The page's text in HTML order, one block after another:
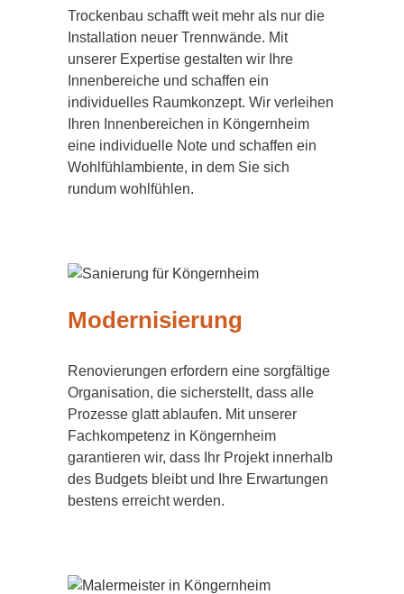
Trockenbau schafft weit mehr als nur die
Installation neuer Trennwände. Mit
unserer Expertise gestalten wir Ihre
Innenbereiche und schaffen ein
individuelles Raumkonzept. Wir verleihen
Ihren Innenbereichen in Köngernheim
eine individuelle Note und schaffen ein
Wohlfühlambiente, in dem Sie sich
rundum wohlfühlen.
Modernisierung
Renovierungen erfordern eine sorgfältige
Organisation, die sicherstellt, dass alle
Prozesse glatt ablaufen. Mit unserer
Fachkompetenz in Köngernheim
garantieren wir, dass Ihr Projekt innerhalb
des Budgets bleibt und Ihre Erwartungen
bestens erreicht werden.